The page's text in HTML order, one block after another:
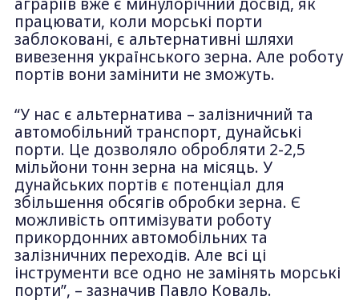
працювати, коли морські порти
заблоковані, є альтернативні шляхи
вивезення українського зерна. Але роботу
портів вони замінити не зможуть.
“У нас є альтернатива – залізничний та
автомобільний транспорт, дунайські
порти. Це дозволяло обробляти 2-2,5
мільйони тонн зерна на місяць. У
дунайських портів є потенціал для
збільшення обсягів обробки зерна. Є
можливість оптимізувати роботу
прикордонних автомобільних та
залізничних переходів. Але всі ці
інструменти все одно не замінять морські
порти”, – зазначив Павло Коваль.